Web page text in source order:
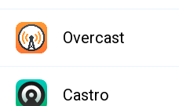
Overcast
Castro